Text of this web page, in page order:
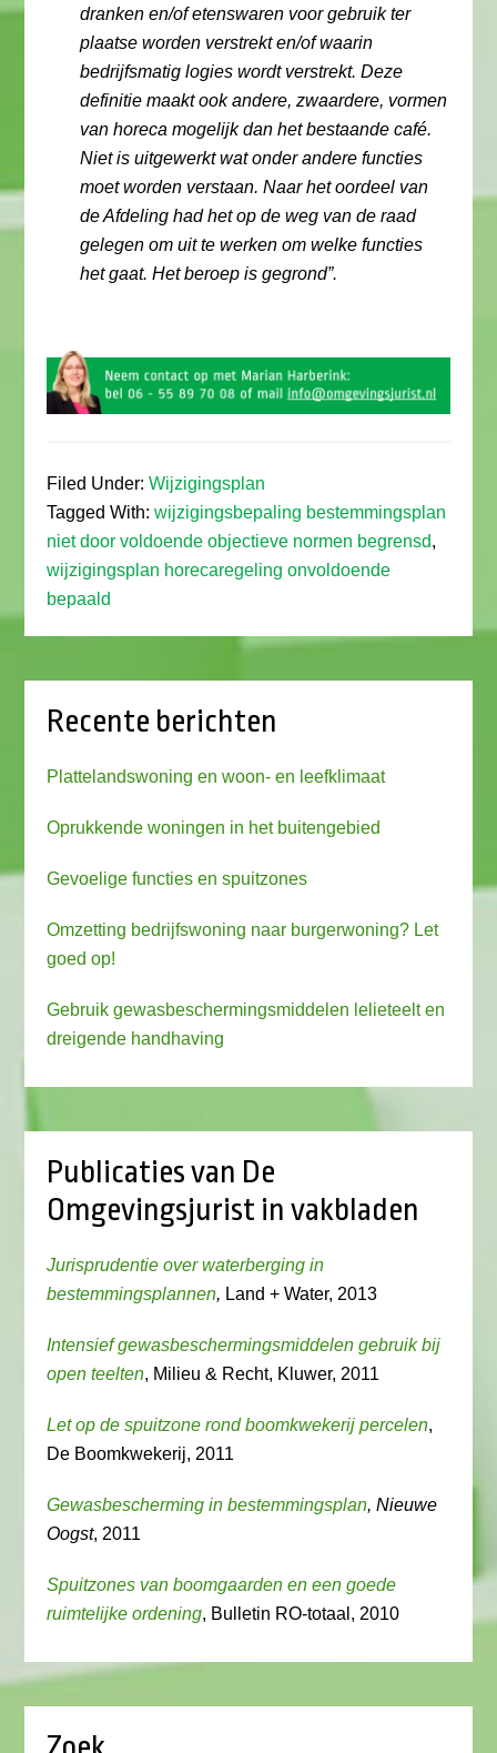
dranken en/of etenswaren voor gebruik ter
plaatse worden verstrekt en/of waarin
bedrijfsmatig logies wordt verstrekt. Deze
definitie maakt ook andere, zwaardere, vormen
van horeca mogelijk dan het bestaande café.
Niet is uitgewerkt wat onder andere functies
moet worden verstaan. Naar het oordeel van
de Afdeling had het op de weg van de raad
gelegen om uit te werken om welke functies
het gaat. Het beroep is gegrond”.
Filed Under:Wijzigingsplan
Tagged With:wijzigingsbepaling bestemmingsplan
niet door voldoende objectieve normen begrensd,
wijzigingsplan horecaregeling onvoldoende
bepaald
Recente berichten
Plattelandswoning en woon- en leefklimaat
Oprukkende woningen in het buitengebied
Gevoelige functies en spuitzones
Omzetting bedrijfswoning naar burgerwoning? Let
goed op!
Gebruik gewasbeschermingsmiddelen lelieteelt en
dreigende handhaving
Publicaties van De
Omgevingsjurist in vakbladen
Jurisprudentie over waterberging in
bestemmingsplannen, Land + Water, 2013
Intensief gewasbeschermingsmiddelen gebruik bij
open teelten, Milieu & Recht, Kluwer, 2011
Let op de spuitzone rond boomkwekerij percelen,
De Boomkwekerij, 2011
Gewasbescherming in bestemmingsplan, Nieuwe
Oogst, 2011
Spuitzones van boomgaarden en een goede
ruimtelijke ordening, Bulletin RO-totaal, 2010